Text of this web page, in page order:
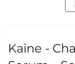
Kaine -